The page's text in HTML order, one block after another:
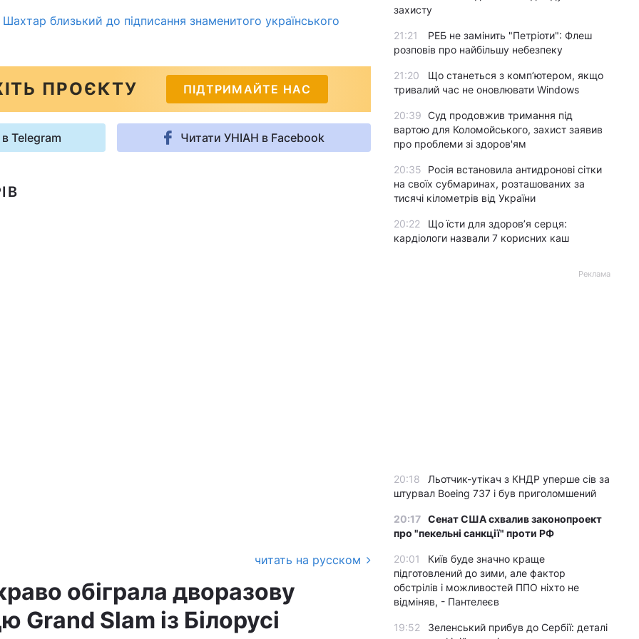
близький до підписання знаменитого українського
ПРОЄКТУ ПІДТРИМАЙТЕ НАС
Telegram Читати УНІАН в Facebook
читать на русском
обіграла дворазову
Slam із Білорусі
захисту
21:21
РЕБ не замінить "Петріоти": Флеш
розповів про найбільшу небезпеку
21:20
Що станеться з комп’ютером, якщо
тривалий час не оновлювати Windows
20:39 Суд продовжив тримання під
вартою для Коломойського, захист заявив
про проблеми зі здоров'ям
20:35
Росія встановила антидронові сітки
на своїх субмаринах, розташованих за
тисячі кілометрів від України
20:22
Що їсти для здоров’я серця:
кардіологи назвали 7 корисних каш
Реклама
20:18
Льотчик-утікач з КНДР уперше сів за
штурвал Boeing 737 і був приголомшений
20:17 Сенат США схвалив законопроект
про "пекельні санкції" проти РФ
20:01
Київ буде значно краще
підготовлений до зими, але фактор
обстрілів і можливостей ППО ніхто не
відміняв, - Пантелеєв
19:52
Зеленський прибув до Сербії: деталі